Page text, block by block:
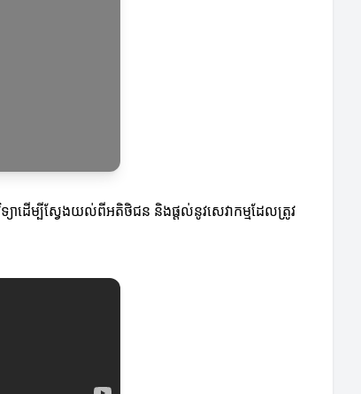
យាដើម្បីស្វែងយល់ពីអតិថិជន និងផ្តល់នូវសេវាកម្មដែលត្រូវ